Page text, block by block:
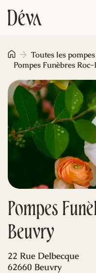
Obsèques
Prévoyance
Monument
Livraison de
Blog
Pompes
Beuvry
Toutes les
Pompes Funèbres
22 Rue Delbecque
62660 Beuvry